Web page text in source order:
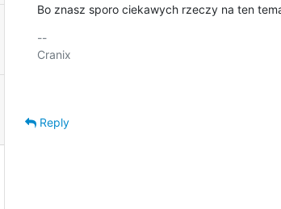
Bo znasz sporo ciekawych rzeczy na ten
--
Cranix
Reply